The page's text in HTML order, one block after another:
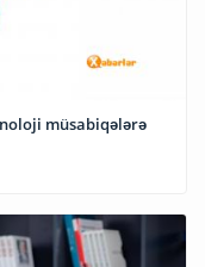
müsabiqələrə